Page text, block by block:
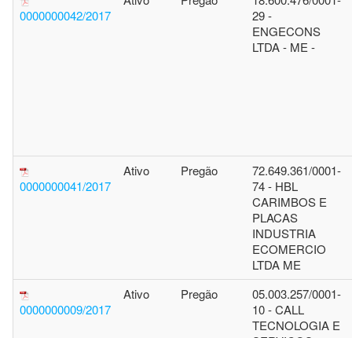
0000000042/2017
29 -
ENGECONS
LTDA - ME -
0000000041/2017
Ativo Pregão
72.649.361/0001-
74 - HBL
CARIMBOS E
PLACAS
INDUSTRIA
ECOMERCIO
LTDA ME
0000000009/2017
Ativo Pregão
05.003.257/0001-
10 - CALL
TECNOLOGIA E